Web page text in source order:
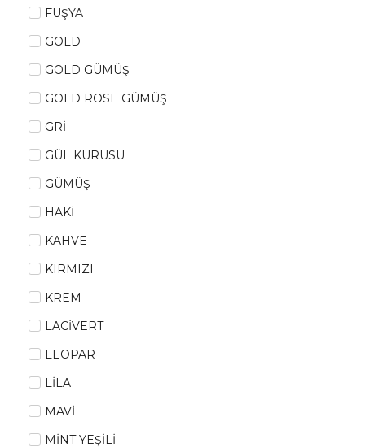
FUŞYA
GOLD
GOLD GÜMÜŞ
GOLD ROSE GÜMÜŞ
GRİ
GÜL KURUSU
GÜMÜŞ
HAKİ
KAHVE
KIRMIZI
KREM
LACİVERT
LEOPAR
LİLA
MAVİ
MİNT YEŞİLİ